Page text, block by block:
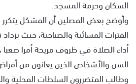
السكان وحرمة المسجد.
وأوضح بعض المصلين أن المشكل
الفترات المسائية والصباحية، حيث
أداء الصلاة في ظروف مريحة أمرا صعبا ،
السن والأشخاص الذين يعانون من
وطالب المتضررون السلطات المحلية